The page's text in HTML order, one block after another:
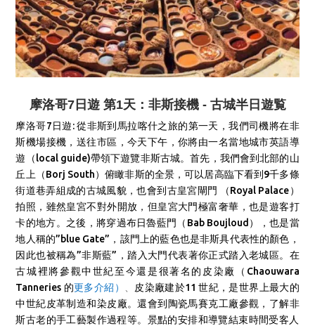
摩洛哥7日遊 第1天：非斯接機 - 古城半日遊覧
摩洛哥7日遊: 從非斯到馬拉喀什之旅的第一天，我們司機將在非
斯機場接機，送往市區，今天下午，你將由一名當地城市英語導
遊（local guide)帶領下遊覽非斯古城。首先，我們會到北部的山
丘上（Borj South）俯瞰非斯的全景，可以居高臨下看到9千多條
街道巷弄組成的古城風貌，也會到古皇宮閘門 （Royal Palace）
拍照，雖然皇宮不對外開放，但皇宮大門極富奢華，也是遊客打
卡的地方。之後，將穿過布日魯藍門（Bab Boujloud），也是當
地人稱的”blue Gate”，該門上的藍色也是非斯具代表性的顏色，
因此也被稱為”非斯藍”，踏入大門代表著你正式踏入老城區。在
古城裡將參觀中世紀至今還是很著名的皮染廠
（ Chaouwara
Tanneries 的更多介紹）
皮染廠建於11 世紀，是世界上最大的
中世紀皮革制造和染皮廠。還會到陶瓷馬賽克工廠參觀，了解非
斯古老的手工藝製作過程等。 景點的安排和導覽結束時間受客人